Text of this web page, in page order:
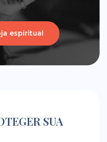
espiritual
SUA